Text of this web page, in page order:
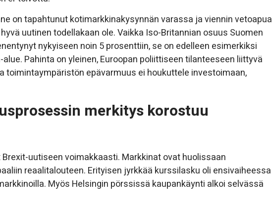
on tapahtunut kotimarkkinakysynnän varassa ja viennin vetoapua
uutinen todellakaan ole. Vaikka Iso-Britannian osuus Suomen
nykyiseen noin 5 prosenttiin, se on edelleen esimerkiksi
Pahinta on yleinen, Euroopan poliittiseen tilanteeseen liittyvä
toimintaympäristön epävarmuus ei houkuttele investoimaan,
merkitys korostuu
uutiseen voimakkaasti. Markkinat ovat huolissaan
reaalitalouteen. Erityisen jyrkkää kurssilasku oli ensivaiheessa
Myös Helsingin pörssissä kaupankäynti alkoi selvässä